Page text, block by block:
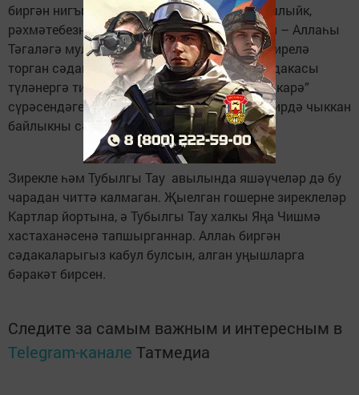
биргән нигъмәтләрдән сәдакасын түли башлыйк,
рәхмәтебезне җиткерик.Гошер сәдакасы ул – Аллаһы
Тәгаләгә мул уңыш өчен рәхмәт йөзеннән бирелә
торган сәдака дип аңларга кирәк. Гошер сәдакасы
түләнергә тиешлеге турында Коръәннең “Бәкарә”
сүрәсендәге 267 нче аятьтә дә әйтелә. “...Җирдә чыккан
байлыкны сәдака итеп бирегез...” диелә.
Зирекле һәм Тубылгы Тау авылында яшәүчеләр дә бу
чарадан читтә калмаган. Җыелган гошерне зиреклеләр
Картлар йортына, ә Тубылгы Тау халкы Яңа Чишмә
хастаханәсенә тапшырганнар. Аллаһ биргән
сәдакаларыгыз кабул булсын, алган уңышларга
бәракәт бирсен.
Следите за самым важным и интересным в
Telegram-канале Татмедиа